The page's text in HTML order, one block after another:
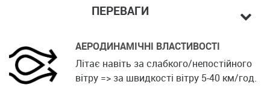
ПЕРЕВАГИ
АЕРОДИНАМІЧНІ ВЛАСТИВОСТІ
Літає навіть за слабкого/непостійного
вітру => за швидкості вітру 5-40 км/год.